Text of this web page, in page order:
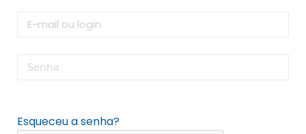
Esqueceu a senha?